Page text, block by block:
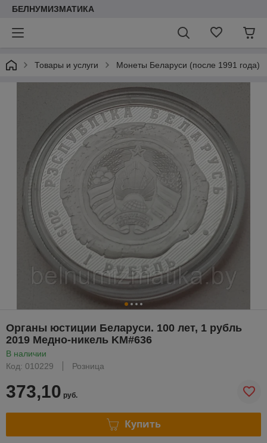
БЕЛНУМИЗМАТИКА
Товары и услуги Монеты Беларуси (после 1991 года)
Органы юстиции Беларуси. 100 лет, 1 рубль
2019 Медно-никель KM#636
В наличии
Код: 010229
Розница
373,10 руб.
Купить